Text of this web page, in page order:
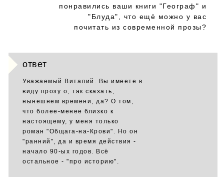
понравились ваши книги "Географ" и
"Блуда", что ещё можно у вас
почитать из современной прозы?
ответ
Уважаемый Виталий. Вы имеете в
виду прозу о, так сказать,
нынешнем времени, да? О том,
что более-менее близко к
настоящему, у меня только
роман "Общага-на-Крови". Но он
"ранний", да и время действия -
начало 90-ых годов. Всё
остальное - "про историю".